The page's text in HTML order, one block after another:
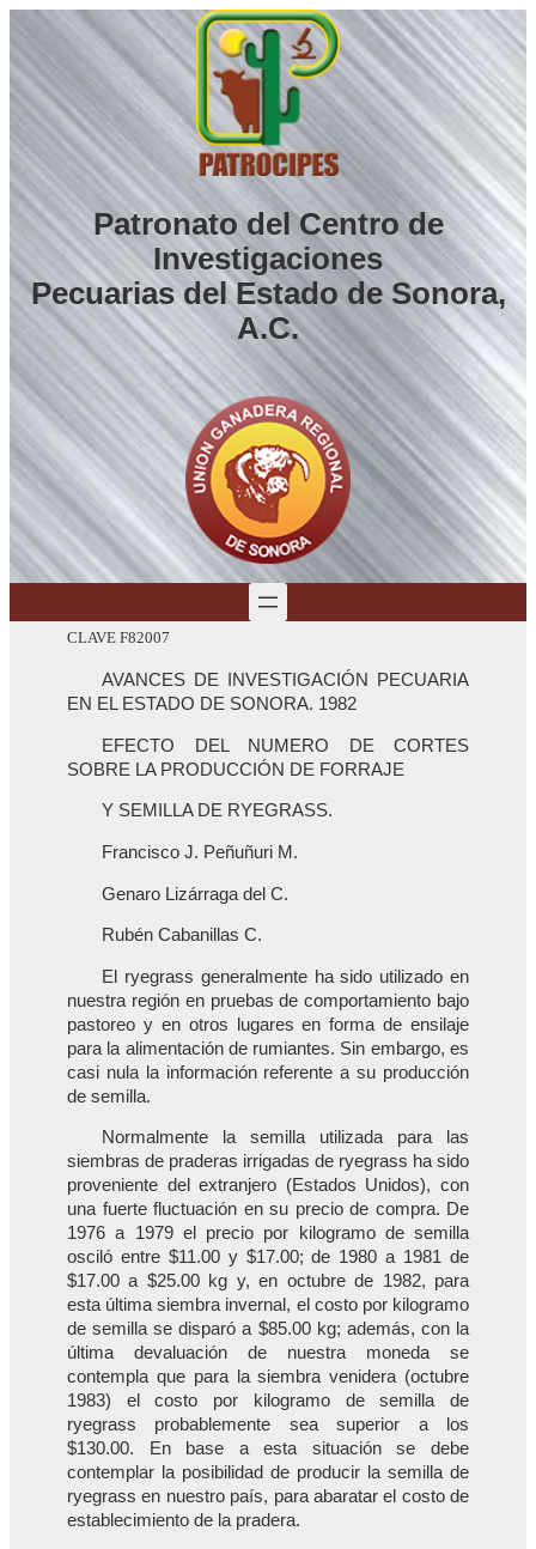
Saltar
al
contenido
Patronato del Centro de
Investigaciones
Pecuarias del Estado de Sonora,
A.C.
CLAVE F82007
AVANCES DE INVESTIGACIÓN PECUARIA
EN EL ESTADO DE SONORA. 1982
EFECTO DEL NUMERO DE CORTES
SOBRE LA PRODUCCIÓN DE FORRAJE
Y SEMILLA DE RYEGRASS.
Francisco J. Peñuñuri M.
Genaro Lizárraga del C.
Rubén Cabanillas C.
El ryegrass generalmente ha sido utilizado en
nuestra región en pruebas de comportamiento bajo
pastoreo y en otros lugares en forma de ensilaje
para la alimentación de rumiantes. Sin embargo, es
casi nula la información referente a su producción
de semilla.
Normalmente la semilla utilizada para las
siembras de praderas irrigadas de ryegrass ha sido
proveniente del extranjero (Estados Unidos), con
una fuerte fluctuación en su precio de compra. De
1976 a 1979 el precio por kilogramo de semilla
osciló entre $11.00 y $17.00; de 1980 a 1981 de
$17.00 a $25.00 kg y, en octubre de 1982, para
esta última siembra invernal, el costo por kilogramo
de semilla se disparó a $85.00 kg; además, con la
última devaluación de nuestra moneda se
contempla que para la siembra venidera (octubre
1983) el costo por kilogramo de semilla de
ryegrass probablemente sea superior a los
$130.00. En base a esta situación se debe
contemplar la posibilidad de producir la semilla de
ryegrass en nuestro país, para abaratar el costo de
establecimiento de la pradera.